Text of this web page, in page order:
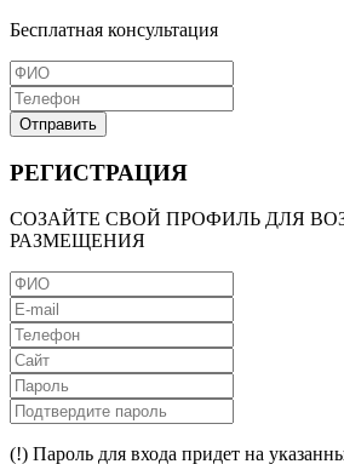
Бесплатная консультация
Отправить
РЕГИСТРАЦИЯ
СОЗАЙТЕ СВОЙ ПРОФИЛЬ ДЛЯ
РАЗМЕЩЕНИЯ
(!) Пароль для входа придет на